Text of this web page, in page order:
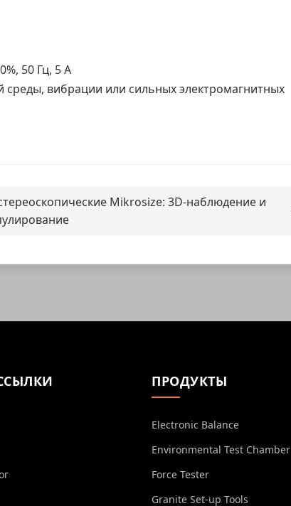
50 Гц, 5 А
вибрации или сильных электромагнитных
Mikrosize: 3D-наблюдение и
ПРОДУКТЫ
Electronic Balance
Environmental Test Chamber
Force Tester
Granite Set-up Tools